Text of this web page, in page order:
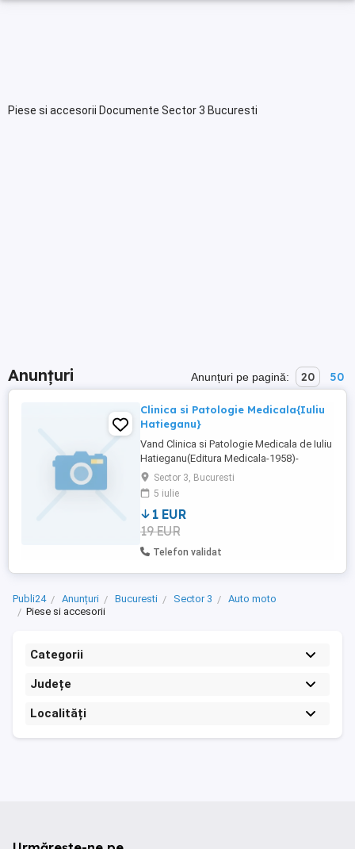
Piese si accesorii Documente Sector 3 Bucuresti
Anunțuri Anunțuri pe pagină: 20 50
Clinica si Patologie Medicala{Iuliu
Hatieganu}
Vand Clinica si Patologie Medicala de Iuliu
Hatieganu(Editura Medicala-1958)-
volumul 2 Pentru colectionari
Sector 3, Bucuresti
5 iulie
1 EUR
19 EUR
Telefon validat
Publi24 Anunțuri Bucuresti Sector 3
Auto moto
Piese si accesorii
Categorii
Județe
Localități